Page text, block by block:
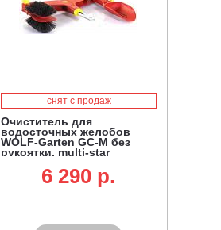
снят с продаж
Очиститель для
водосточных желобов
WOLF-Garten GC-M без
рукоятки, multi-star
6 290 p.